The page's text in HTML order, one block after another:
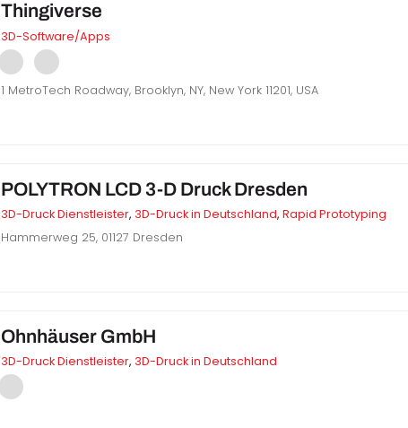
Thingiverse
3D-Software/Apps
1 MetroTech Roadway, Brooklyn, NY, New York 11201, USA
POLYTRON LCD 3-D Druck Dresden
3D-Druck Dienstleister, 3D-Druck in Deutschland,Rapid Prototyping
Hammerweg 25, 01127 Dresden
Ohnhäuser GmbH
3D-Druck Dienstleister, 3D-Druck in Deutschland